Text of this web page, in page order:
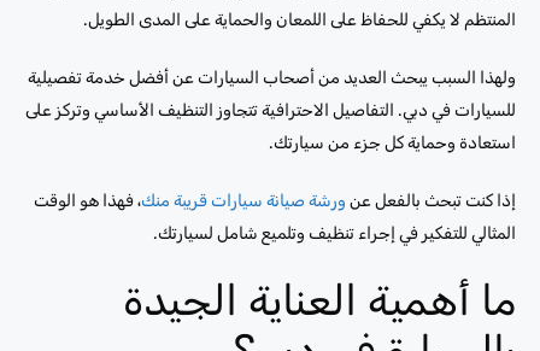
المنتظم لا يكفي للحفاظ على اللمعان والحماية على المدى الطويل.
ولهذا السبب يبحث العديد من أصحاب السيارات عن أفضل خدمة تفصيلية
للسيارات في دبي. التفاصيل الاحترافية تتجاوز التنظيف الأساسي وتركز على
استعادة وحماية كل جزء من سيارتك.
إذا كنت تبحث بالفعل عن ورشة صيانة سيارات قريبة منك، فهذا هو الوقت
المثالي للتفكير في إجراء تنظيف وتلميع شامل لسيارتك.
ما أهمية العناية الجيدة